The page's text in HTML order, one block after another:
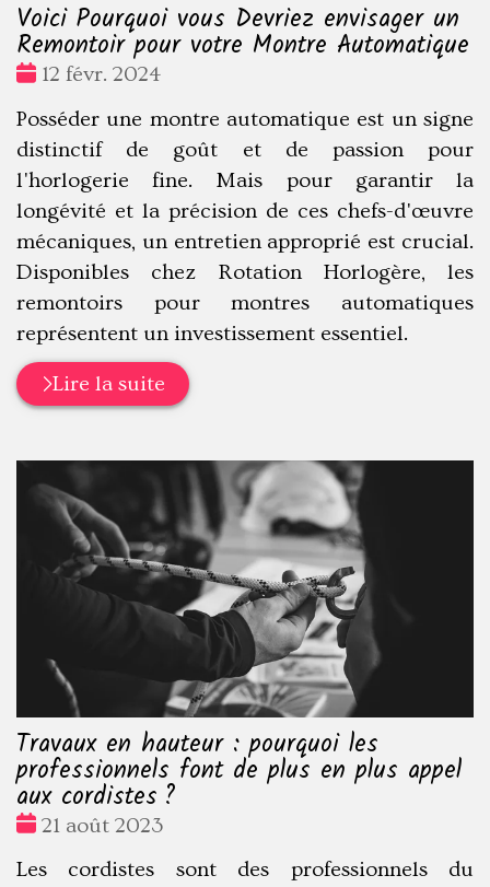
Voici Pourquoi vous Devriez envisager un
Remontoir pour votre Montre Automatique
Date
12 févr. 2024
Posséder une montre automatique est un signe
distinctif de goût et de passion pour
l'horlogerie fine. Mais pour garantir la
longévité et la précision de ces chefs-d'œuvre
mécaniques, un entretien approprié est crucial.
Disponibles chez Rotation Horlogère, les
remontoirs pour montres automatiques
représentent un investissement essentiel.
Lire la suite
Travaux en hauteur : pourquoi les
professionnels font de plus en plus appel
aux cordistes ?
Date
21 août 2023
Les cordistes sont des professionnels du